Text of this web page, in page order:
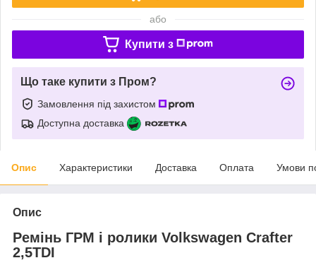
або
Купити з
Що таке купити з Пром?
Замовлення під захистом
Доступна доставка
Опис Характеристики Доставка Оплата Умови
Опис
Ремінь ГРМ і ролики Volkswagen Crafter
2,5TDI